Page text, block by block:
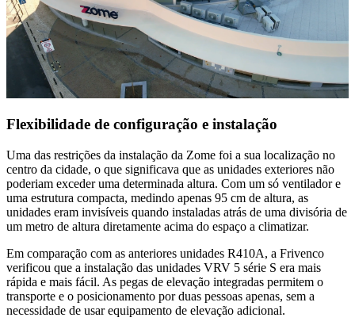
Flexibilidade de configuração e instalação
Uma das restrições da instalação da Zome foi a sua localização no
centro da cidade, o que significava que as unidades exteriores não
poderiam exceder uma determinada altura. Com um só ventilador e
uma estrutura compacta, medindo apenas 95 cm de altura, as
unidades eram invisíveis quando instaladas atrás de uma divisória de
um metro de altura diretamente acima do espaço a climatizar.
Em comparação com as anteriores unidades R410A, a Frivenco
verificou que a instalação das unidades VRV 5 série S era mais
rápida e mais fácil. As pegas de elevação integradas permitem o
transporte e o posicionamento por duas pessoas apenas, sem a
necessidade de usar equipamento de elevação adicional.